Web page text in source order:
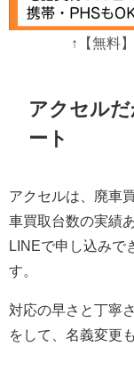
↑【無料
アクセル
ート
アクセルは、廃車
車買取台数の実績
LINEで申し込み
す。
対応の早さと丁寧
をして、名義変更